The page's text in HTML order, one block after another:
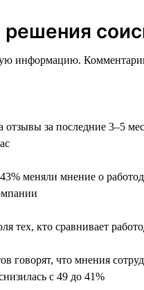
информацию.
отзывы за последние 3–5
43% меняли мнение о
тех, кто сравнивает
говорят, что мнения
с 49 до 41%